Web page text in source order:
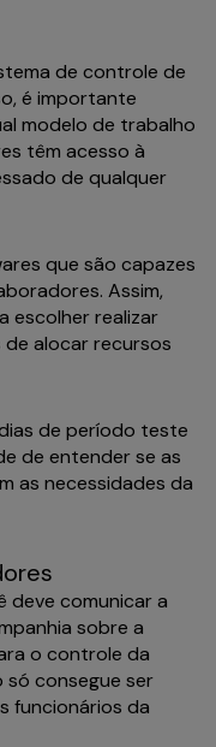
de controle de
é importante
modelo de trabalho
têm acesso à
de qualquer
que são capazes
Assim,
escolher realizar
alocar recursos
de período teste
de entender se as
as necessidades da
deve comunicar a
sobre a
o controle da
só consegue ser
funcionários da